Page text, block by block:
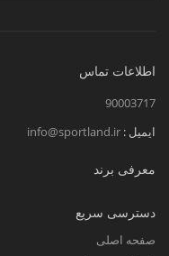
اطلاعات تماس
90003717
ایمیل : info@sportland.ir
معرفی برند
دسترسی سریع
صفحه اصلی